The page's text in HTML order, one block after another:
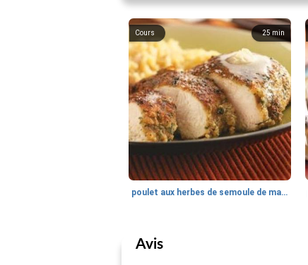
25 min
Cours
poulet aux herbes de semoule de maïs
Avis